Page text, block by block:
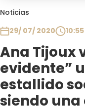
Noticias
29/ 07/ 2020
10:55
Ana Tijoux
evidente”
estallido
siendo una
Plan Perfecto
El Tiempo
Sabingo
Todos Los